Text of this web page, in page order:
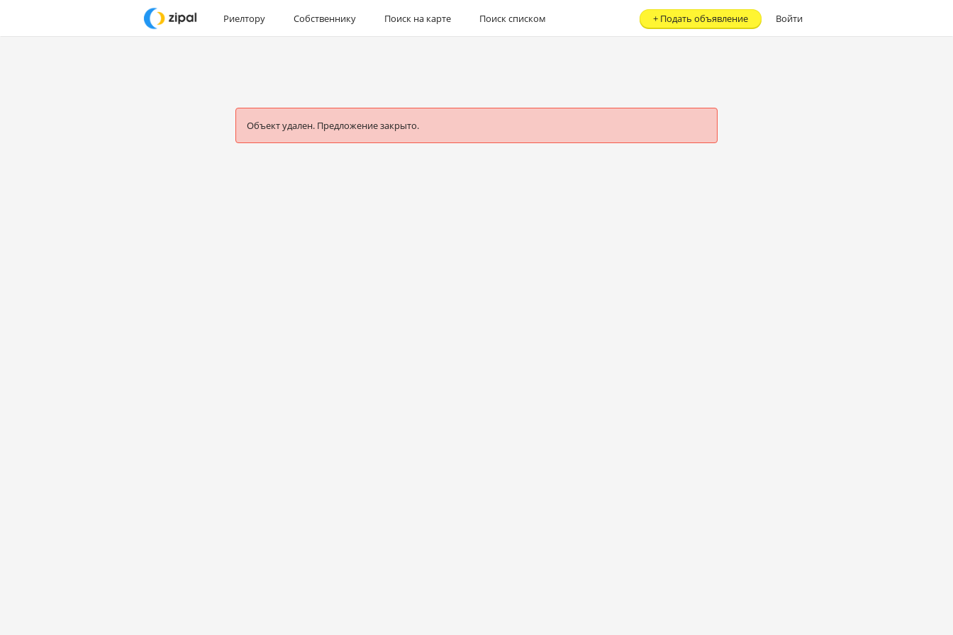
Риелтору Собственнику Поиск на карте Поиск списком Войти
+ Подать объявление
Объект удален. Предложение закрыто.